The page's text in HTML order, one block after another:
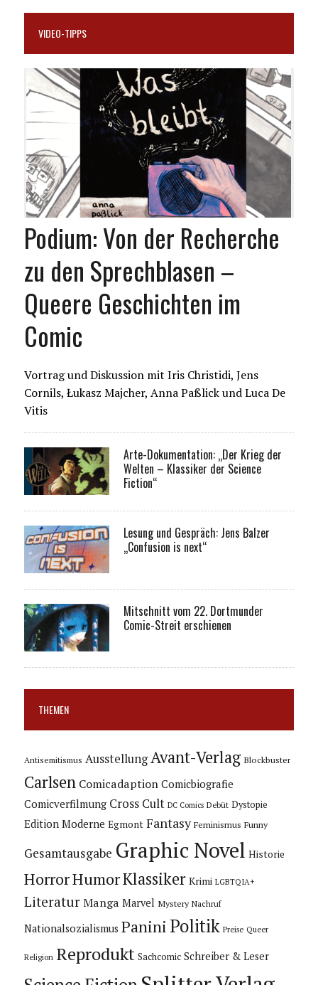
VIDEO-TIPPS
Podium: Von der Recherche
zu den Sprechblasen –
Queere Geschichten im
Comic
Vortrag und Diskussion mit Iris Christidi, Jens
Cornils, Łukasz Majcher, Anna Paßlick und Luca De
Vitis
Arte-Dokumentation: „Der Krieg der
Welten – Klassiker der Science
Fiction“
Lesung und Gespräch: Jens Balzer
„Confusion is next“
Mitschnitt vom 22. Dortmunder
Comic-Streit erschienen
THEMEN
Antisemitismus Ausstellung Avant-Verlag Blockbuster
Carlsen Comicadaption Comicbiografie
Comicverfilmung Cross Cult DC Comics Debüt Dystopie
Edition Moderne Egmont Fantasy Feminismus Funny
Gesamtausgabe Graphic Novel Historie
HorrorHumorKlassiker Krimi LGBTQIA+
Literatur Manga Marvel Mystery Nachruf
Nationalsozialismus Panini Politik Preise Queer
Religion Reprodukt Sachcomic Schreiber & Leser